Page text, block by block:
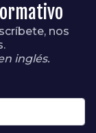
nos
inglés.